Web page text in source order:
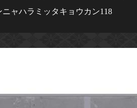
ニャハラミッタキョウカン118